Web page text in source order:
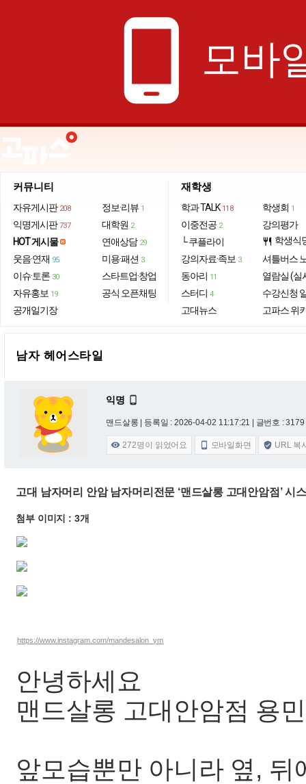
phone_android 모바
커뮤니티
자유게시판 208
익명게시판 737
HOT 게시물
웃음·연재 95
이슈·토론 30
자유홍보 19
공개일기장
정보·리뷰 1
대학원 2
연애상담 29
미용·패션 3
스타트업·창업
공식 오픈채팅
재학생
학과 TALK 118
이중전공 2
└ 쿠플라이
강의자료·족보 3
동아리 11
스터디 4
고대뉴스
학생회 1
강의평가
restaurant 학생식
셔틀버스
열람실 (실
수강신청
고파스 위
남자 헤어스타일
익명 
맨드살롱 | 등록일 : 2026-04-02 11:17:21 | 글번호 :
 272명이 읽었어요  모바일화면  URL 복
고대 남자머리 안암 남자머리전문 ‘맨드살롱 고대안암점’ 시
첨부 이미지 : 3개
https://www.instagram.com/mandesalon_ym
안녕하세요
맨드살롱 고대안암점 용
앞모습뿐만 아니라 옆, 뒤